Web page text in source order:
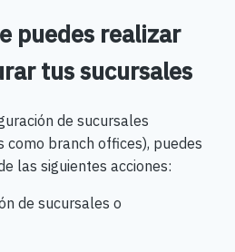
puedes realizar
tus sucursales
de sucursales
como branch offices), puedes
las siguientes acciones:
de sucursales o